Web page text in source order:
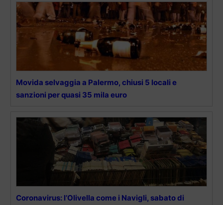
Movida selvaggia a Palermo, chiusi 5 locali e
sanzioni per quasi 35 mila euro
Coronavirus: l’Olivella come i Navigli, sabato di